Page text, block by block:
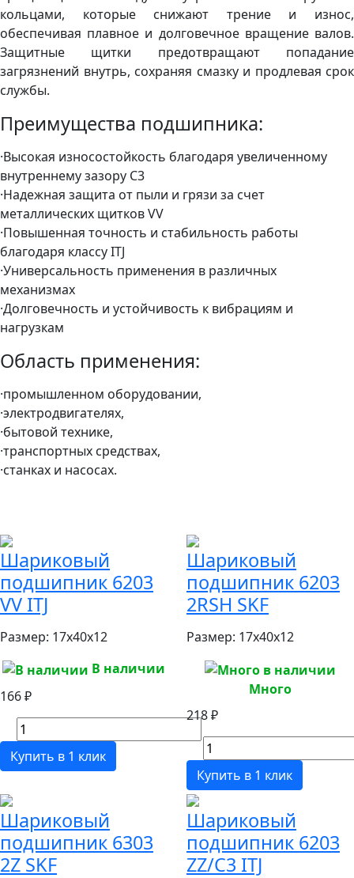
кольцами, которые снижают трение и износ,
обеспечивая плавное и долговечное вращение валов.
Защитные щитки предотвращают попадание
загрязнений внутрь, сохраняя смазку и продлевая срок
службы.
Преимущества подшипника:
·Высокая износостойкость благодаря увеличенному
внутреннему зазору C3
·Надежная защита от пыли и грязи за счет
металлических щитков VV
·Повышенная точность и стабильность работы
благодаря классу ITJ
·Универсальность применения в различных
механизмах
·Долговечность и устойчивость к вибрациям и
нагрузкам
Область применения:
·промышленном оборудовании,
·электродвигателях,
·бытовой технике,
·транспортных средствах,
·станках и насосах.
Шариковый
подшипник 6203
VV ITJ
Размер: 17x40x12
В наличии
166 ₽
Купить в 1 клик
Шариковый
подшипник 6203
2RSH SKF
Размер: 17x40x12
Много
218 ₽
Купить в 1 клик
Шариковый
подшипник 6303
2Z SKF
Шариковый
подшипник 6203
ZZ/C3 ITJ